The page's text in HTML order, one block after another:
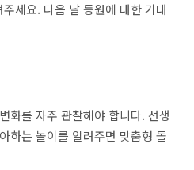
세요. 다음 날 등원에 대한 기대
화를 자주 관찰해야 합니다. 선생
하는 놀이를 알려주면 맞춤형 돌